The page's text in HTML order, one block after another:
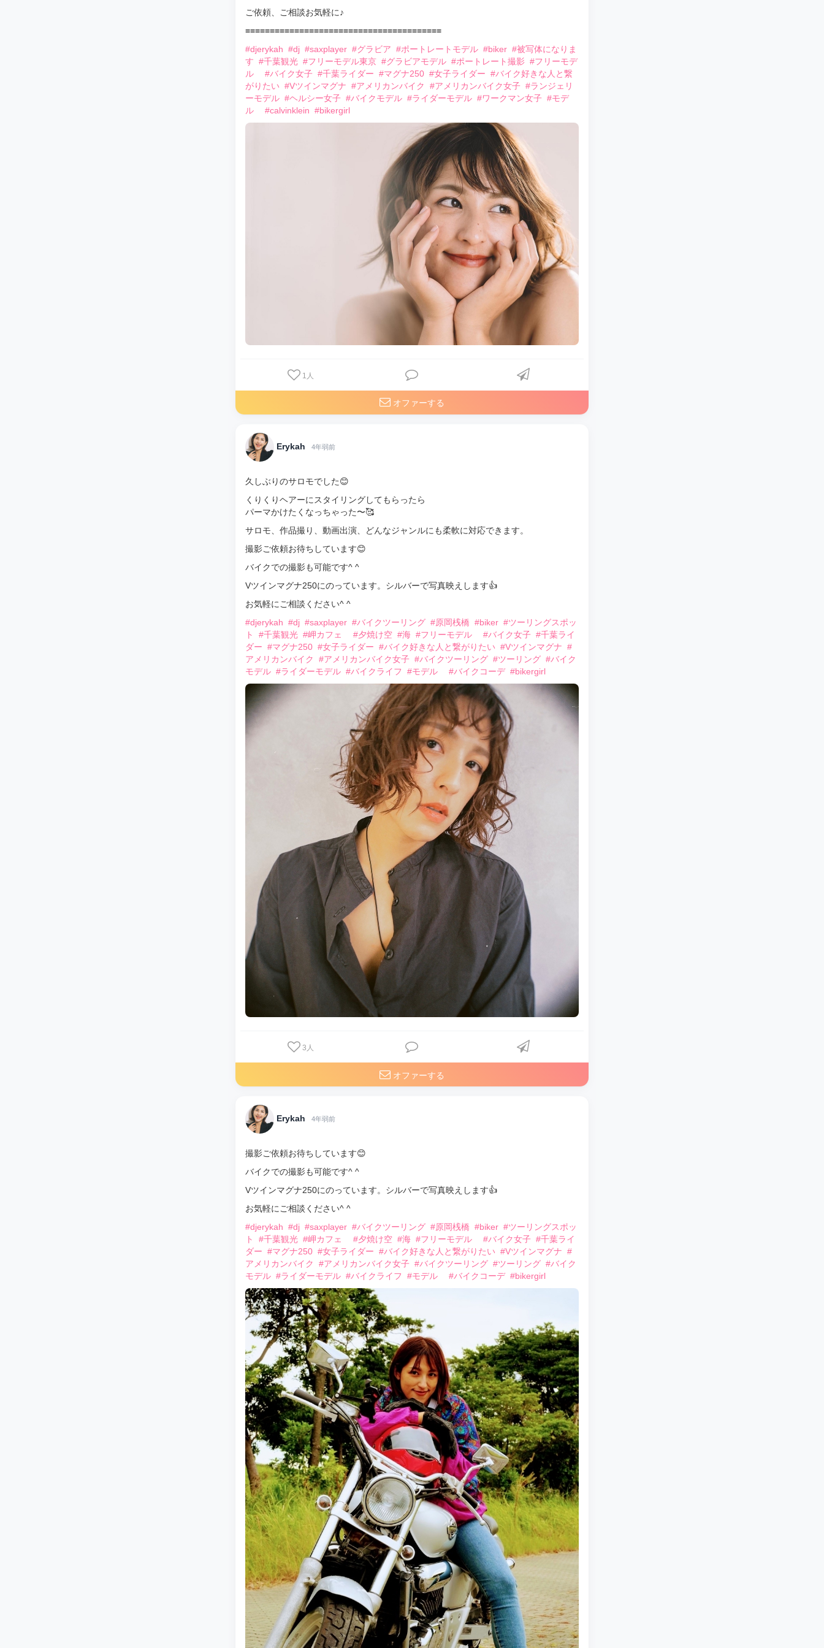
ご依頼、ご相談お気軽に♪
≡≡≡≡≡≡≡≡≡≡≡≡≡≡≡≡≡≡≡≡≡≡≡≡≡≡≡≡≡≡≡≡≡≡≡≡≡≡≡≡
#djerykah #dj #saxplayer #グラビア #ポートレートモデル #biker #被写体になりま
す #千葉観光 #フリーモデル東京 #グラビアモデル #ポートレート撮影 #フリーモデ
ル
#バイク女子 #千葉ライダー #マグナ250 #女子ライダー #バイク好きな人と繋
がりたい #Vツインマグナ #アメリカンバイク #アメリカンバイク女子 #ランジェリ
ーモデル #ヘルシー女子 #バイクモデル #ライダーモデル #ワークマン女子 #モデ
ル
#calvinklein #bikergirl
1 人
オファーする
Erykah 4年弱前
久しぶりのサロモでした😊
くりくりヘアーにスタイリングしてもらったら
パーマかけたくなっちゃった〜🥰
サロモ、作品撮り、動画出演、どんなジャンルにも柔軟に対応できます。
撮影ご依頼お待ちしています😊
バイクでの撮影も可能です^ ^
Vツインマグナ250にのっています。シルバーで写真映えします👍
お気軽にご相談ください^ ^
#djerykah #dj #saxplayer #バイクツーリング #原岡桟橋 #biker #ツーリングスポッ
ト
#千葉観光 #岬カフェ #夕焼け空 #海 #フリーモデル #バイク女子 #千葉ライ
ダー #マグナ250 #女子ライダー #バイク好きな人と繋がりたい #Vツインマグナ #
アメリカンバイク
#アメリカンバイク女子 #バイクツーリング #ツーリング #バイク
モデル #ライダーモデル #バイクライフ #モデル #バイクコーデ #bikergirl
3 人
オファーする
Erykah 4年弱前
撮影ご依頼お待ちしています😊
バイクでの撮影も可能です^ ^
Vツインマグナ250にのっています。シルバーで写真映えします👍
お気軽にご相談ください^ ^
#djerykah #dj #saxplayer #バイクツーリング #原岡桟橋 #biker #ツーリングスポッ
ト
#千葉観光 #岬カフェ #夕焼け空 #海 #フリーモデル #バイク女子 #千葉ライ
ダー #マグナ250 #女子ライダー #バイク好きな人と繋がりたい #Vツインマグナ #
アメリカンバイク
#アメリカンバイク女子 #バイクツーリング #ツーリング #バイク
モデル #ライダーモデル #バイクライフ #モデル #バイクコーデ #bikergirl